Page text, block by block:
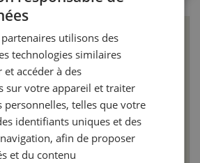
utilisons des
technologies similaires
accéder à des
sur votre appareil et traiter
personnelles, telles que votre
identifiants uniques et des
afin de proposer
et du contenu